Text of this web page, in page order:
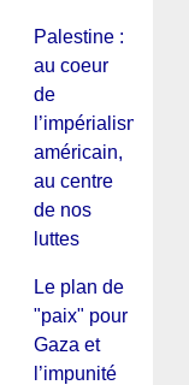
Palestine :
au coeur
de
l’impérialisme
américain,
au centre
de nos
luttes
Le plan de
"paix" pour
Gaza et
l’impunité